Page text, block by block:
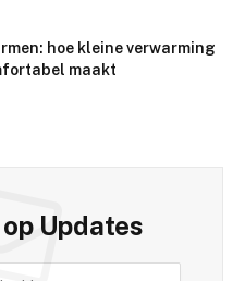
hoe kleine verwarming
maakt
Updates